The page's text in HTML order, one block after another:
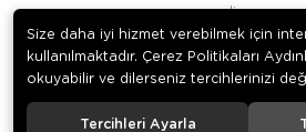
ediyorum.
.
Size daha iyi hizmet verebilmek için
kullanılmaktadır. Çerez Politikaları
okuyabilir ve dilerseniz tercihlerinizi
Tercihleri Ayarla